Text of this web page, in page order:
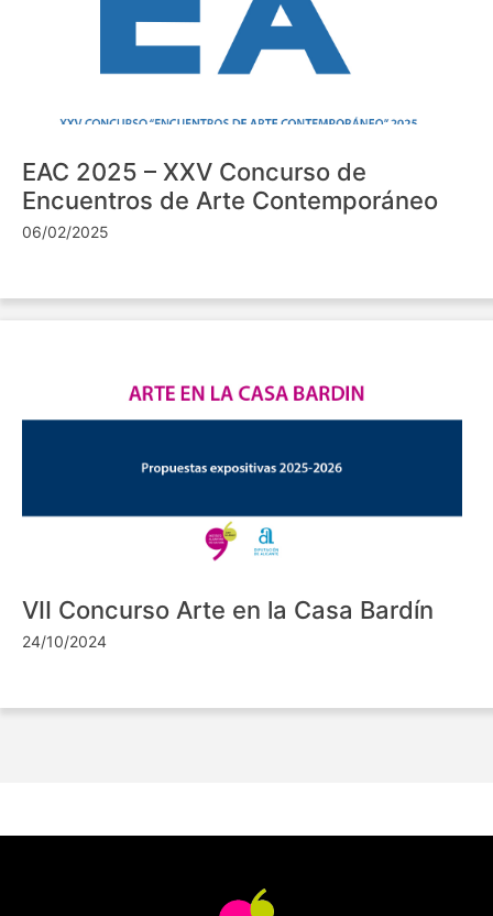
EAC 2025 – XXV Concurso de
Encuentros de Arte Contemporáneo
06/02/2025
VII Concurso Arte en la Casa Bardín
24/10/2024